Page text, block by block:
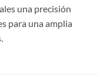
una precisión
para una amplia